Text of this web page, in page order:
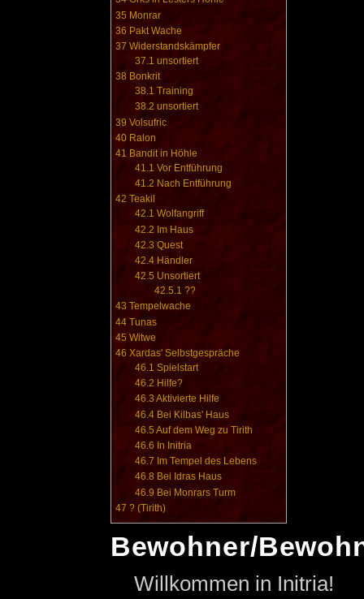
35 Monrar
36 Pakt Wache
37 Widerstandskämpfer
37.1 unsortiert
38 Bonkrit
38.1 Training
38.2 unsortiert
39 Volsufric
40 Ralon
41 Bandit in Höhle
41.1 Vor Entführung
41.2 Nach Entführung
42 Teakil
42.1 Wolfangriff
42.2 Im Haus
42.3 Quest
42.4 Händler
42.5 Unsortiert
42.5.1 ??
43 Tempelwache
44 Tunas
45 Witwe
46 Xardas' Selbstgespräche
46.1 Spielstart
46.2 Hilfe?
46.3 Aktivierte Hilfe
46.4 Bei Kilbas' Haus
46.5 Auf dem Weg zu Tirith
46.6 In Initria
46.7 Im Tempel des Lebens
46.8 Bei Idras Haus
46.9 Bei Monrars Turm
47 ? (Tirith)
Bewohner/
Willkommen in Initria!